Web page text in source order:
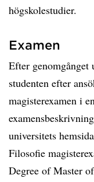
högskolestudier.
Examen
Efter
studenten efter
magisterexamen i
universitets
Filosofie
Degree of Master